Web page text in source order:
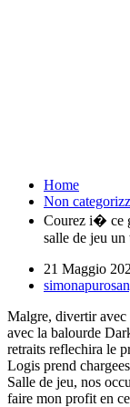
Home
Non
Courez i� ce
salle de jeu un
21 Maggio
Malgre, divertir avec
avec la balourde
retraits reflechira le
Logis prend
Salle de jeu, nos
faire mon profit en